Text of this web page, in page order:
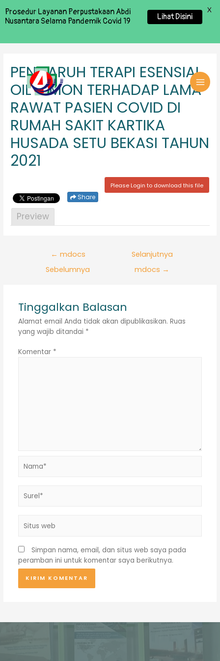
PENGARUH TERAPI ESENSIAL
OIL LEMON TERHADAP LAMA
RAWAT PASIEN COVID DI
RUMAH SAKIT KARTIKA
HUSADA SETU BEKASI TAHUN
2021
Please Login to download this file
Share
Preview
← mdocs
Sebelumnya
Selanjutnya
mdocs →
Tinggalkan Balasan
Alamat email Anda tidak akan dipublikasikan. Ruas
yang wajib ditandai *
Komentar *
web
Simpan nama, email, dan situs web saya pada
peramban ini untuk komentar saya berikutnya.
Prosedur Layanan Perpustakaan Abdi
Nusantara Selama Pandemik Covid 19
Lihat Disini
X